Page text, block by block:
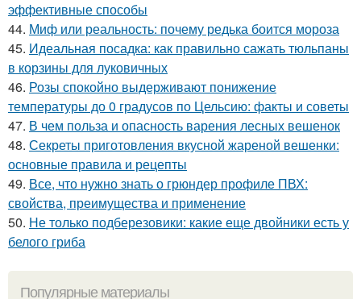
эффективные способы
44. Миф или реальность: почему редька боится мороза
45. Идеальная посадка: как правильно сажать тюльпаны
в корзины для луковичных
46. Розы спокойно выдерживают понижение
температуры до 0 градусов по Цельсию: факты и советы
47. В чем польза и опасность варения лесных вешенок
48. Секреты приготовления вкусной жареной вешенки:
основные правила и рецепты
49. Все, что нужно знать о грюндер профиле ПВХ:
свойства, преимущества и применение
50. Не только подберезовики: какие еще двойники есть у
белого гриба
Популярные материалы